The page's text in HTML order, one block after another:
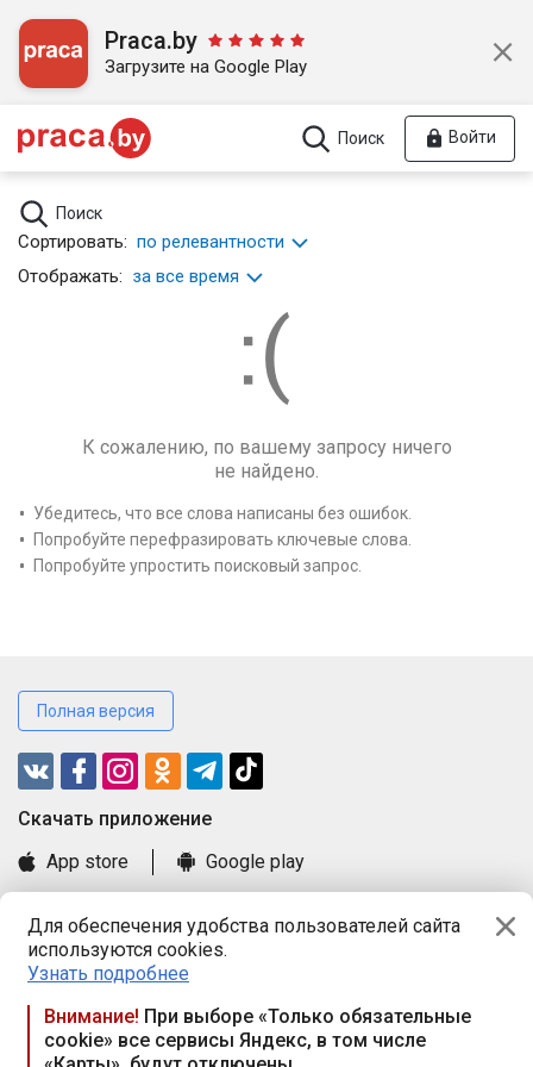
Для обеспечения удобства пользователей сайта
используются cookies.
Узнать подробнее
Внимание! При выборе «Только обязательные
cookie» все сервисы Яндекс, в том числе
Praca.by
Загрузите на Google Play
Поиск Войти
Поиск
Сортировать: по релевантности
Отображать: за все время
К сожалению, по вашему запросу ничего
не найдено.
Убедитесь, что все слова написаны без ошибок.
Попробуйте перефразировать ключевые слова.
Попробуйте упростить поисковый запрос.
Полная версия
Cкачать приложение
App store
Google play
Книга замечаний и предложений
Правила и документы
Praca.by © 2000—2026, ООО «ПРАЦА БАЙ»
Республика Беларусь, 220114, г. Минск, пр-т Независимости
117а, пом. № 9.